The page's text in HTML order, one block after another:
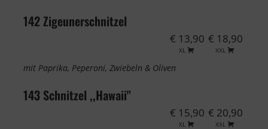
142 Zigeunerschnitzel
€ 13,90
XL
€ 18,90
XXL
mit Paprika, Peperoni, Zwiebeln & Oliven
143 Schnitzel ,,Hawaii"
€ 15,90
XL
€ 20,90
XXL